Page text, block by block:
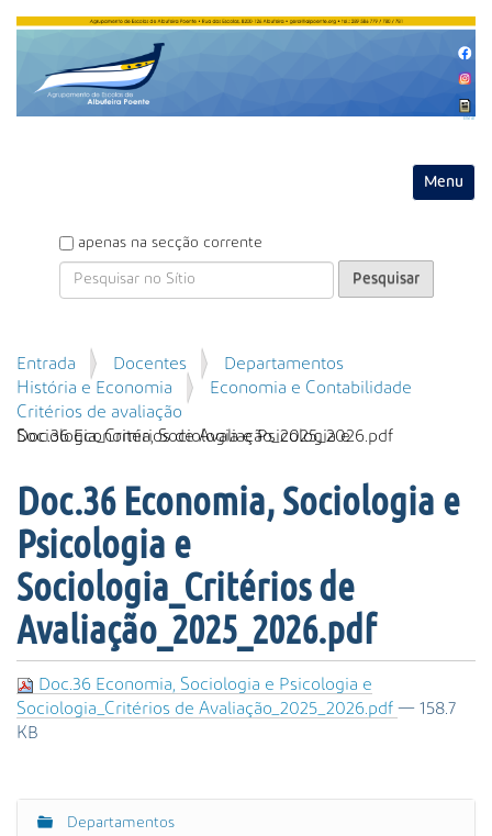
Toggle
P
e
i
s
a
r
apenas na secção corrente
P
e
s
q
A
v
a
n
ç
d
a
…
Entrada Docentes
Departamentos
História e Economia
Economia e Contabilidade
Critérios de avaliação
Doc.36 Economia, Sociologia e Psicologia e Sociologia_Critérios de Avaliação_2025_2026.pdf
Doc.36 Economia, Sociologia e
Psicologia e
Sociologia_Critérios de
Avaliação_2025_2026.pdf
Doc.36 Economia, Sociologia e Psicologia e
Sociologia_Critérios de Avaliação_2025_2026.pdf — 158.7
KB
N
Departamentos